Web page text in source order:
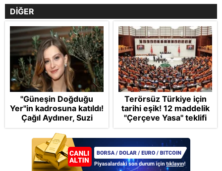
DİĞER
"Güneşin Doğduğu
Yer"in kadrosuna katıldı!
Çağıl Aydıner, Suzi
karakteriyle geliyor
Terörsüz Türkiye için
tarihi eşik! 12 maddelik
"Çerçeve Yasa" teklifi
TBMM Genel Kurulu'nda